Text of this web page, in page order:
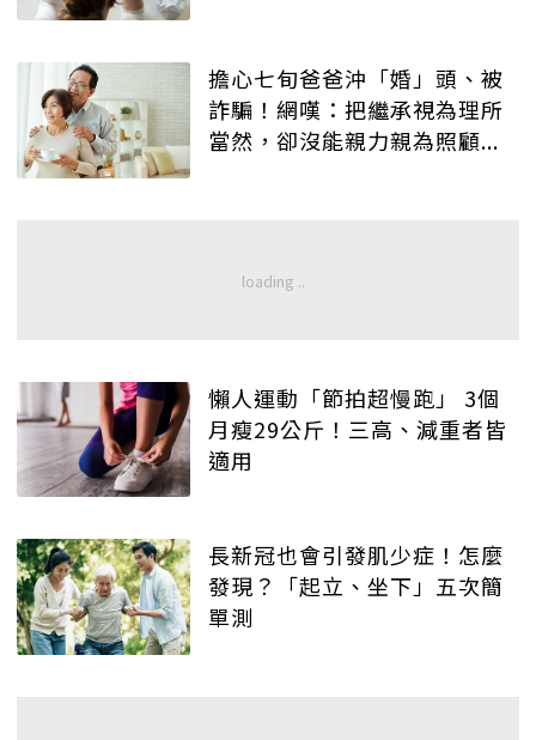
擔心七旬爸爸沖「婚」頭、被
詐騙！網嘆：把繼承視為理所
當然，卻沒能親力親為照顧...
懶人運動「節拍超慢跑」 3個
月瘦29公斤！三高、減重者皆
適用
長新冠也會引發肌少症！怎麼
發現？「起立、坐下」五次簡
單測